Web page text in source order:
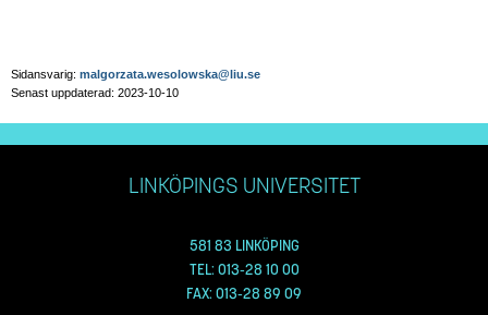
Sidansvarig: malgorzata.wesolowska@liu.se
Senast uppdaterad: 2023-10-10
LINKÖPINGS UNIVERSITET
581 83 LINKÖPING
TEL: 013-28 10 00
FAX: 013-28 89 09